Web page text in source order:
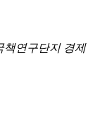
책연구단지 경제